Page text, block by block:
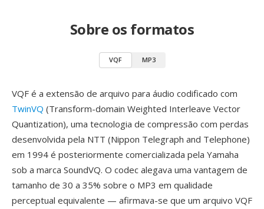
Sobre os formatos
VQF MP3
VQF é a extensão de arquivo para áudio codificado com
TwinVQ (Transform-domain Weighted Interleave Vector
Quantization), uma tecnologia de compressão com perdas
desenvolvida pela NTT (Nippon Telegraph and Telephone)
em 1994 é posteriormente comercializada pela Yamaha
sob a marca SoundVQ. O codec alegava uma vantagem de
tamanho de 30 a 35% sobre o MP3 em qualidade
perceptual equivalente — afirmava-se que um arquivo VQF